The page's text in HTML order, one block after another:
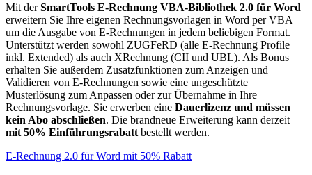
Mit derSmartTools E-Rechnung VBA-Bibliothek 2.0 für Word
erweitern Sie Ihre eigenen Rechnungsvorlagen in Word per VBA
um die Ausgabe von E-Rechnungen in jedem beliebigen Format.
Unterstützt werden sowohl ZUGFeRD (alle E-Rechnung Profile
inkl. Extended) als auch XRechnung (CII und UBL). Als Bonus
erhalten Sie außerdem Zusatzfunktionen zum Anzeigen und
Validieren von E-Rechnungen sowie eine ungeschützte
Musterlösung zum Anpassen oder zur Übernahme in Ihre
Rechnungsvorlage. Sie erwerben eine Dauerlizenz und müssen
kein Abo abschließen. Die brandneue Erweiterung kann derzeit
mit 50% Einführungsrabatt bestellt werden.
E-Rechnung 2.0 für Word mit 50% Rabatt